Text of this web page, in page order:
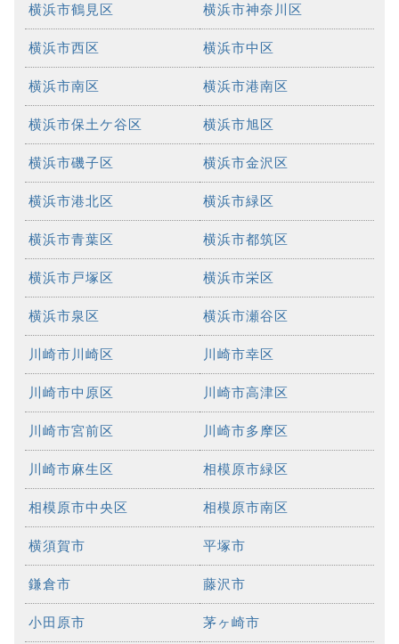
横浜市鶴見区 横浜市神奈川区
横浜市西区 横浜市中区
横浜市南区 横浜市港南区
横浜市保土ケ谷区 横浜市旭区
横浜市磯子区 横浜市金沢区
横浜市港北区 横浜市緑区
横浜市青葉区 横浜市都筑区
横浜市戸塚区 横浜市栄区
横浜市泉区 横浜市瀬谷区
川崎市川崎区 川崎市幸区
川崎市中原区 川崎市高津区
川崎市宮前区 川崎市多摩区
川崎市麻生区 相模原市緑区
相模原市中央区 相模原市南区
横須賀市 平塚市
鎌倉市 藤沢市
小田原市 茅ヶ崎市